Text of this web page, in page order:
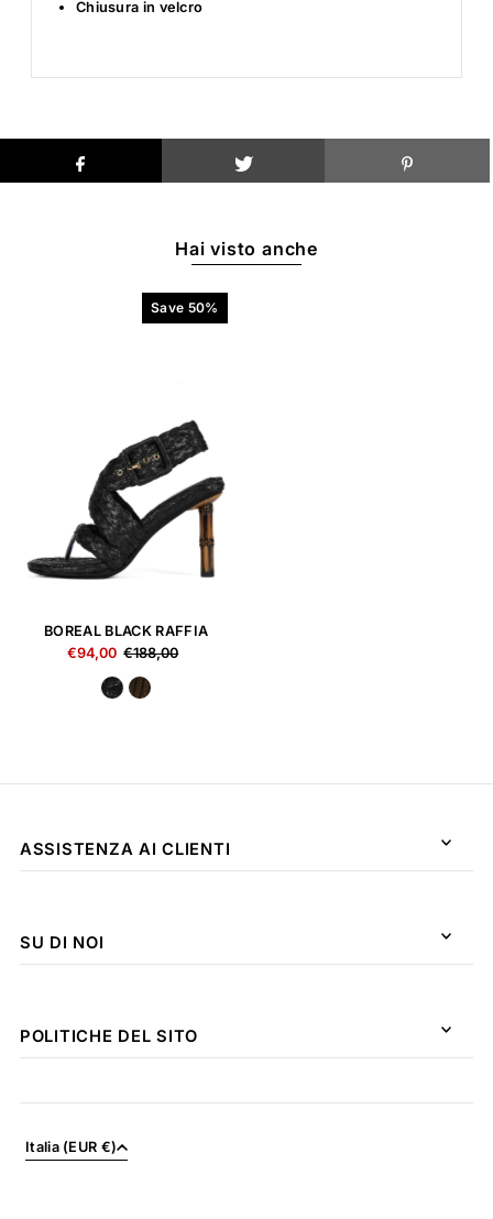
Chiusura in velcro
Hai visto anche
Save 50%
BOREAL BLACK RAFFIA
€94,00 €188,00
ASSISTENZA AI CLIENTI
SU DI NOI
POLITICHE DEL SITO
Italia (EUR €)